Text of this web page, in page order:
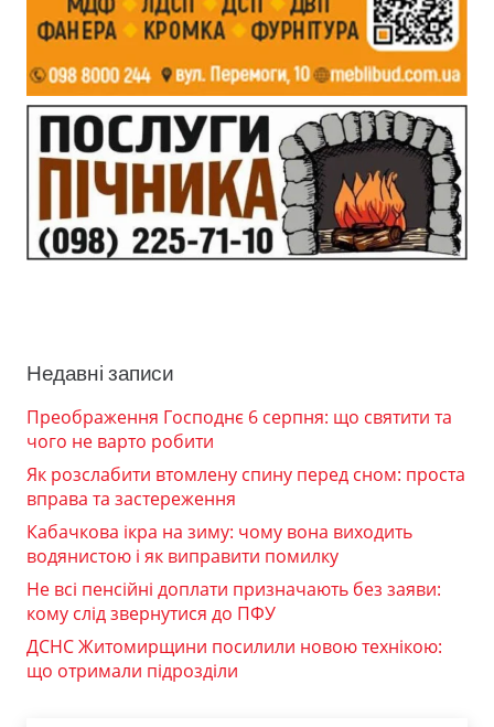
Недавні записи
Преображення Господнє 6 серпня: що святити та
чого не варто робити
Як розслабити втомлену спину перед сном: проста
вправа та застереження
Кабачкова ікра на зиму: чому вона виходить
водянистою і як виправити помилку
Не всі пенсійні доплати призначають без заяви:
кому слід звернутися до ПФУ
ДСНС Житомирщини посилили новою технікою:
що отримали підрозділи